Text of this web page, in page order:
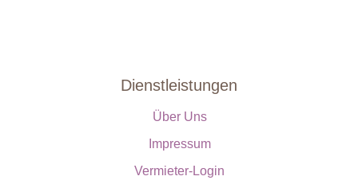
Dienstleistungen
Über Uns
Impressum
Vermieter-Login